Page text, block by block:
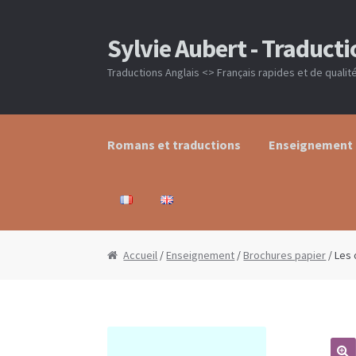
Aller à la navigation
Aller au contenu
Sylvie Aubert -
Traductions Anglais <> Français rapides et de qualité
Romans et traductions Enseignement
AccueilBlogBoutiqueCommande
Accueil /Enseignement /Brochures papier / Les